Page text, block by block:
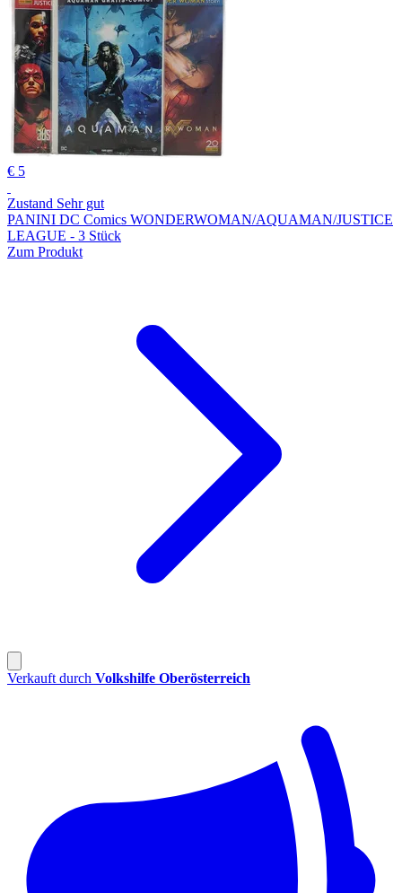
€ 5
Zustand Sehr gut
PANINI DC Comics WONDERWOMAN/AQUAMAN/JUSTICE
LEAGUE - 3 Stück
Zum Produkt
Verkauft durch Volkshilfe Oberösterreich